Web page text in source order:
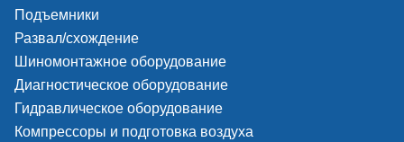
Подъемники
Развал/схождение
Шиномонтажное оборудование
Диагностическое оборудование
Гидравлическое оборудование
Компрессоры и подготовка воздуха